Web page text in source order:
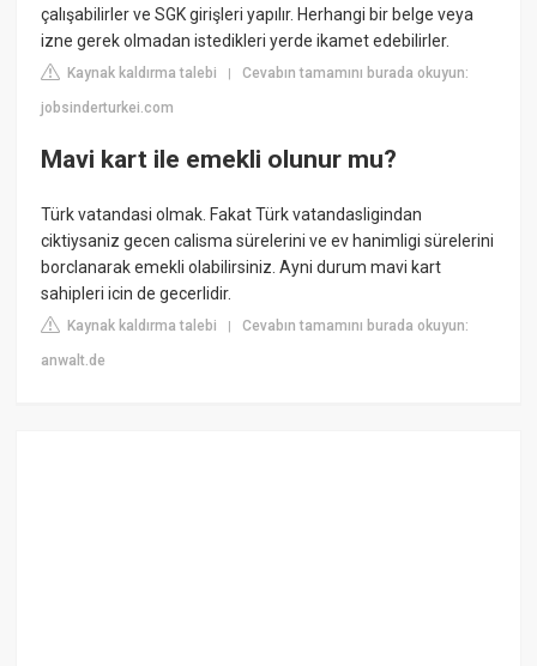
çalışabilirler ve SGK girişleri yapılır. Herhangi bir belge veya
izne gerek olmadan istedikleri yerde ikamet edebilirler.
Kaynak kaldırma talebi |Cevabın tamamını burada okuyun:
jobsinderturkei.com
Mavi kart ile emekli olunur mu?
Türk vatandasi olmak. Fakat Türk vatandasligindan
ciktiysaniz gecen calisma sürelerini ve ev hanimligi sürelerini
borclanarak emekli olabilirsiniz. Ayni durum mavi kart
sahipleri icin de gecerlidir.
Kaynak kaldırma talebi |Cevabın tamamını burada okuyun:
anwalt.de